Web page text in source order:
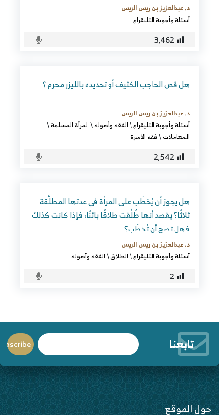
د. عبدالعزيز بن ريس الريس
أسئلة وأجوبة التليقرام
3٬462
هل قص الحاجب الكثيف أو تحديده بالليزر محرم ؟
د. عبدالعزيز بن ريس الريس
أسئلة وأجوبة التليقرام\الفقه وأصوله\المرأة المسلمة\
المعاملات\فقه الأسرة
2٬542
هل يجوز أن يُخطَب على المرأة في عدتها المطلَّقة
ثلاثًا؟ يقصد أنها طُلِّقت طلاقًا بائنًا، فإذا كانت كذلك
فهل تصح أن تُخطَب؟
د. عبدالعزيز بن ريس الريس
أسئلة وأجوبة التليقرام\الطلاق\الفقه وأصوله
2
تابعنا
حول الموقع